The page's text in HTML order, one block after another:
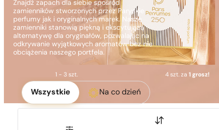
1 - 3 szt. 4 szt. za1 grosz!
Znajdź zapach dla siebie spośród
zamienników stworzonych przez Paryskie
perfumy jak i oryginalnych marek. Nasze
zamienniki stanowią piękną i ekscytującą
alternatywę dla oryginałów, pozwalając na
odkrywanie wyjątkowych aromatów bez nie
obciążenia naszego portfela.
Okoliczność
Wszystkie Na co dzień